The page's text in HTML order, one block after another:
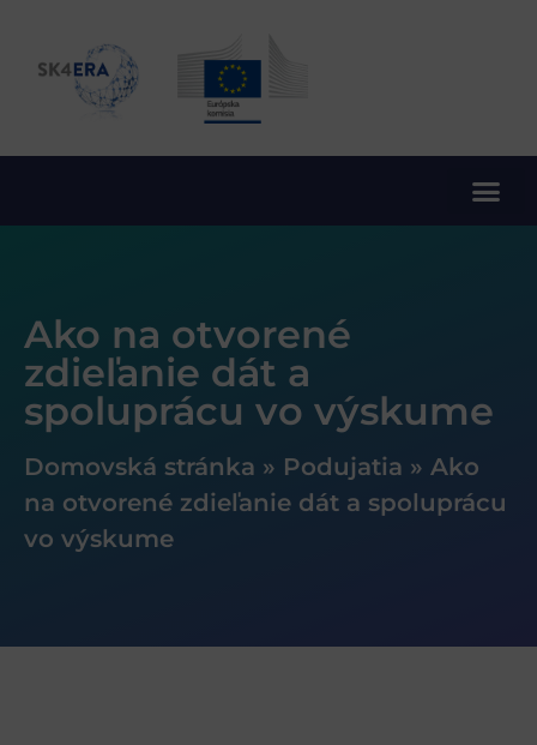
Ako na otvorené
zdieľanie dát a
spoluprácu vo výskume
Domovská stránka » Podujatia » Ako
na otvorené zdieľanie dát a spoluprácu
vo výskume